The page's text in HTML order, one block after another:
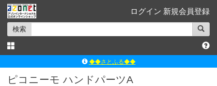
ログイン 新規会員登録
検索
◆◆さとふる◆◆
ｱｿﾞﾝﾚｰﾍﾞﾙｼｮｯﾌﾟ楽天市場店
ピコニーモ ハンドパーツA